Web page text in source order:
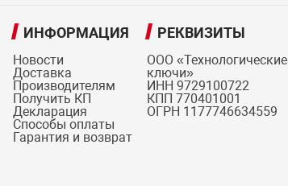
ИНФОРМАЦИЯ
Новости
Доставка
Производителям
Получить КП
Декларация
Способы оплаты
Гарантия и возврат
РЕКВИЗИТЫ
ООО «Технологические
ключи»
ИНН 9729100722
КПП 770401001
ОГРН 1177746634559